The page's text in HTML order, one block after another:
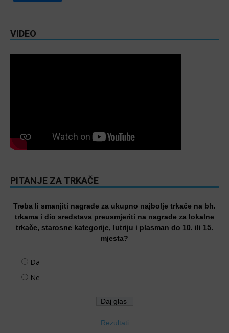
VIDEO
PITANJE ZA TRKAČE
Treba li smanjiti nagrade za ukupno najbolje trkače na bh.
trkama i dio sredstava preusmjeriti na nagrade za lokalne
trkače, starosne kategorije, lutriju i plasman do 10. ili 15.
mjesta?
Da
Ne
Rezultati